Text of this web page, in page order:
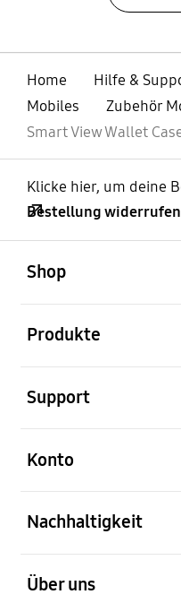
Home
Hilfe &
Mobiles
Zubehör
Smart View Wallet
Klicke hier, um deine
Bestellung widerrufen
Shop
Produkte
Support
Konto
Nachhaltigkeit
Über uns